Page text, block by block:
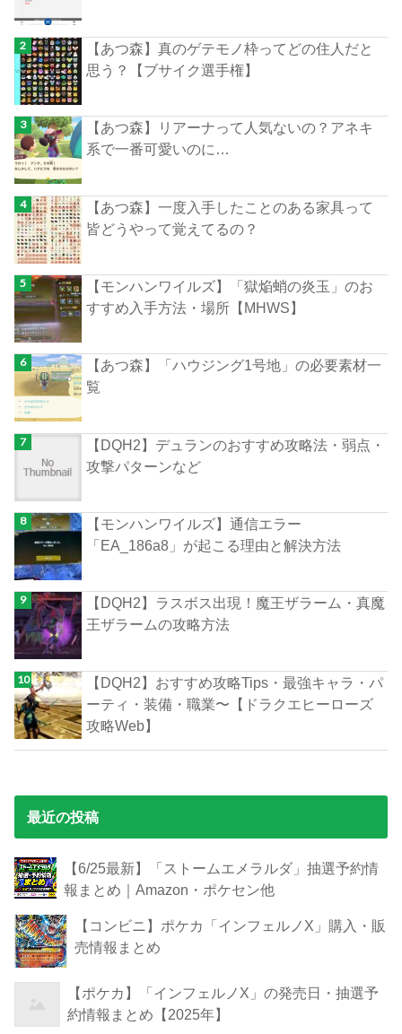
【あつ森】真のゲテモノ枠ってどの住人だと
思う？【ブサイク選手権】
【あつ森】リアーナって人気ないの？アネキ
系で一番可愛いのに…
【あつ森】一度入手したことのある家具って
皆どうやって覚えてるの？
【モンハンワイルズ】「獄焔蛸の炎玉」のお
すすめ入手方法・場所【MHWS】
【あつ森】「ハウジング1号地」の必要素材一
覧
【DQH2】デュランのおすすめ攻略法・弱点・
攻撃パターンなど
【モンハンワイルズ】通信エラー
「EA_186a8」が起こる理由と解決方法
【DQH2】ラスボス出現！魔王ザラーム・真魔
王ザラームの攻略方法
【DQH2】おすすめ攻略Tips・最強キャラ・パ
ーティ・装備・職業〜【ドラクエヒーローズ
攻略Web】
最近の投稿
【6/25最新】「ストームエメラルダ」抽選予約情
報まとめ｜Amazon・ポケセン他
【コンビニ】ポケカ「インフェルノX」購入・販
売情報まとめ
【ポケカ】「インフェルノX」の発売日・抽選予
約情報まとめ【2025年】